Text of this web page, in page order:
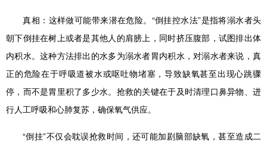
真相： 这样做可能带来潜在危险。“倒挂控水法”是指将溺水者头
朝下倒挂在树上或者是其他人的肩膀上，同时挤压腹部，试图排出体
内积水。这种方法排出的水多为溺水者胃内积水，对溺水者来说，真
正的危险在于呼吸道被水或呕吐物堵塞，导致缺氧甚至出现心跳骤
停，而不是胃里积了多少水。抢救的关键在于及时清理口鼻异物、进
行人工呼吸和心肺复苏，确保氧气供应。
“倒挂”不仅会耽误抢救时间，还可能加剧脑部缺氧，甚至造成二